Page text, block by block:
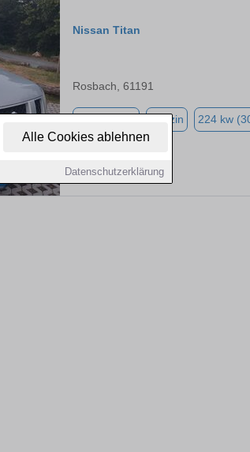
Alle Cookies ablehnen
Datenschutzerklärung
Nissan Titan
Rosbach, 61191
Benzin 224 kw